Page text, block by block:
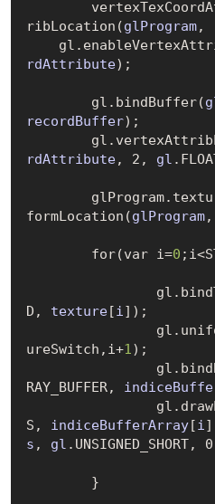
ribLocation(glProgram,
    gl.enable
rdAttribute) ;
	gl.bind
Buffer(
recordBuffer) ;
	gl.vertex
rdAttribute, 2, gl
formLocation(glProgram,
	for(var i=
0
		gl.bind
D, texture[i]) ;
ureSwitch,i+1);
		gl.bind
RAY_BUFFER,
		gl.draw
S, indiceBufferArray[i
s , gl .UNSIGNED_SHORT,